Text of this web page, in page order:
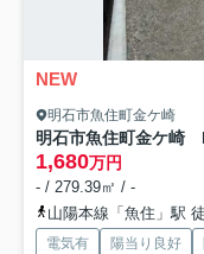
NEW
明石市魚住町金ケ崎
明石市魚住町金ケ
1,680万円
- / 279.39㎡ / -
山陽本線「魚住」駅
電気有 陽当り良好